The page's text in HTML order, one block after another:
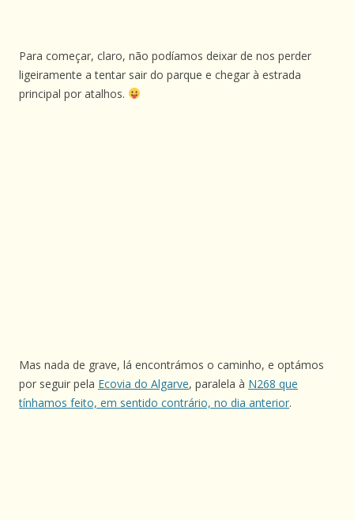
Para começar, claro, não podíamos deixar de nos perder
ligeiramente a tentar sair do parque e chegar à estrada
principal por atalhos.
Mas nada de grave, lá encontrámos o caminho, e optámos
por seguir pela Ecovia do Algarve, paralela à N268 que
tínhamos feito, em sentido contrário, no dia anterior.